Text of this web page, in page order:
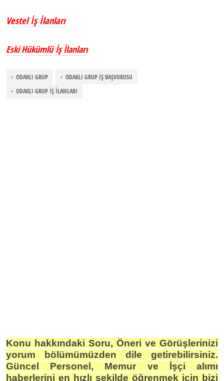
Vestel İş İlanları
Eski Hükümlü İş İlanları
ODAKLI GRUP
ODAKLI GRUP İŞ BAŞVURUSU
ODAKLI GRUP İŞ İLANLARI
Konu hakkındaki Soru, Öneri ve Görüşlerinizi
yorum bölümümüzden dile getirebilirsiniz.
Güncel Personel, Memur ve İşçi alımı
haberlerini en hızlı şekilde öğrenmek için bizi